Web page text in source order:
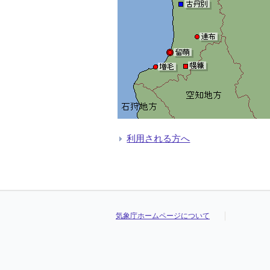
利用される方へ
気象庁ホームページについて